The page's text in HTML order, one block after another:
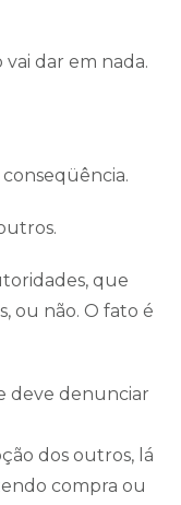
dar em nada.
conseqüência.
que
ou não. O fato é
deve denunciar
dos outros, lá
compra ou